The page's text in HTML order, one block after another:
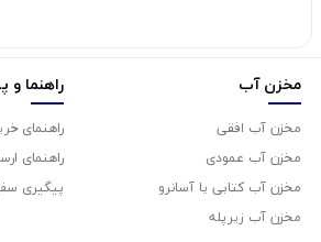
مخزن آب
مخزن آب افقی
مخزن آب عمودی
مخزن آب کتابی یا آسانرو
مخزن آب زیرپله
راهنما و
راهنمای
راهنمای
پیگیری